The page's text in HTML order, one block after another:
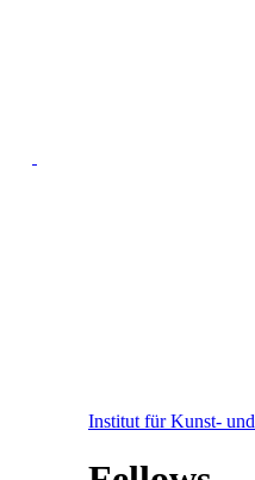
Institut für Kunst-